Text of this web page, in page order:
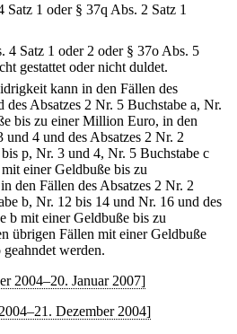
Satz 1 oder § 37q Abs. 2 Satz 1
4 Satz 1 oder 2 oder § 37o Abs. 5
gestattet oder nicht duldet.
kann in den Fällen des
des Absatzes 2 Nr. 5 Buchstabe a, Nr.
bis zu einer Million Euro, in den
und 4 und des Absatzes 2 Nr. 2
p, Nr. 3 und 4, Nr. 5 Buchstabe c
einer Geldbuße bis zu
den Fällen des Absatzes 2 Nr. 2
b, Nr. 12 bis 14 und Nr. 16 und des
b mit einer Geldbuße bis zu
übrigen Fällen mit einer Geldbuße
werden.
2004–20. Januar 2007]
Dezember 2004]